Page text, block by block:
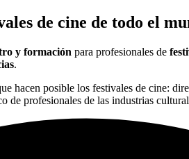
de cine de todo el
y formación para profesionales de
.
hacen posible los festivales de cine:
profesionales de las industrias